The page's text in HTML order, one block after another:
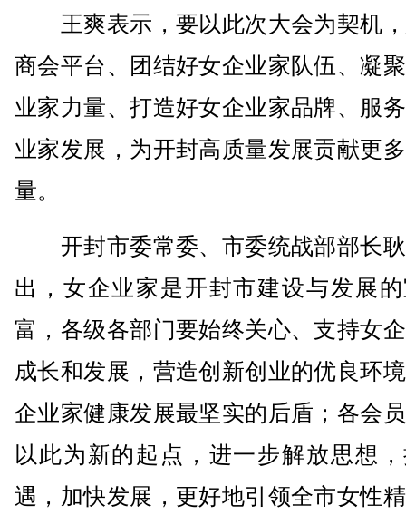
王爽表示，要以此次大会为契机
商会平台、团结好女企业家队伍、凝
业家力量、打造好女企业家品牌、服
业家发展，为开封高质量发展贡献更
量。
开封市委常委、市委统战部部长
出，女企业家是开封市建设与发展
富，各级各部门要始终关心、支持女
成长和发展，营造创新创业的优良环
企业家健康发展最坚实的后盾；各会
以此为新的起点，进一步解放思想
遇，加快发展，更好地引领全市女性